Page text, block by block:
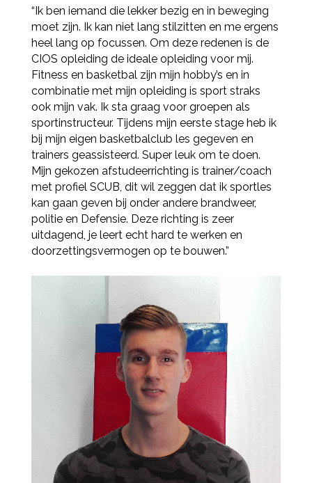
“Ik ben iemand die lekker bezig en in beweging
moet zijn. Ik kan niet lang stilzitten en me ergens
heel lang op focussen. Om deze redenen is de
CIOS opleiding de ideale opleiding voor mij.
Fitness en basketbal zijn mijn hobby’s en in
combinatie met mijn opleiding is sport straks
ook mijn vak. Ik sta graag voor groepen als
sportinstructeur. Tijdens mijn eerste stage heb ik
bij mijn eigen basketbalclub les gegeven en
trainers geassisteerd. Super leuk om te doen.
Mijn gekozen afstudeerrichting is trainer/coach
met profiel SCUB, dit wil zeggen dat ik sportles
kan gaan geven bij onder andere brandweer,
politie en Defensie. Deze richting is zeer
uitdagend, je leert echt hard te werken en
doorzettingsvermogen op te bouwen.”